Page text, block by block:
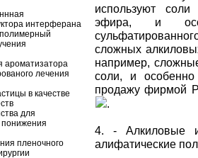
интерферана
ароматизатора
лечения
в качестве
для
понижения
пленочного
используют соли
эфира, и
сложных
например,
соли, и особенно
продажу фирмой
.
4. - Алкиловые
алифатические